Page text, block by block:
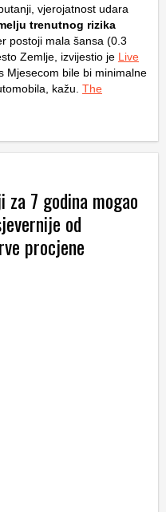
vjerojatnost udara
trenutnog rizika
postoji mala šansa (0.3
Zemlje, izvijestio je Live
Mjesecom bile bi minimalne
kažu. The
7 godina mogao
od
procjene